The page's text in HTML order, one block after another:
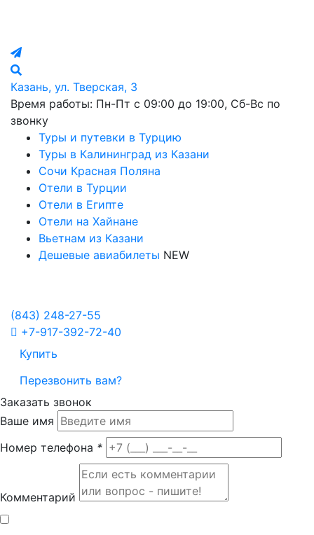
Казань, ул. Тверская, 3
Время работы: Пн-Пт с 09:00 до 19:00, Сб-Вс по
звонку
Туры и путевки в Турцию
Туры в Калининград из Казани
Сочи Красная Поляна
Отели в Турции
Отели в Египте
Отели на Хайнане
Вьетнам из Казани
Дешевые авиабилеты NEW
(843) 248-27-55
+7-917-392-72-40
Купить
Перезвонить вам?
Заказать звонок
Ваше имя
Номер телефона *
Комментарий